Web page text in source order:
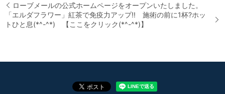
ローブメールの公式ホームページをオープンいたしました。
「エルダフラワー」紅茶で免疫力アップ!! 施術の前に1杯?ホッ
トひと息(*^-^*) 【ここをクリック(*^-^*)】